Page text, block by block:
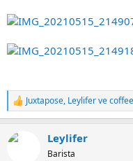
T
e
k
Juxtapose, Leyliferve
Leylifer
Barista